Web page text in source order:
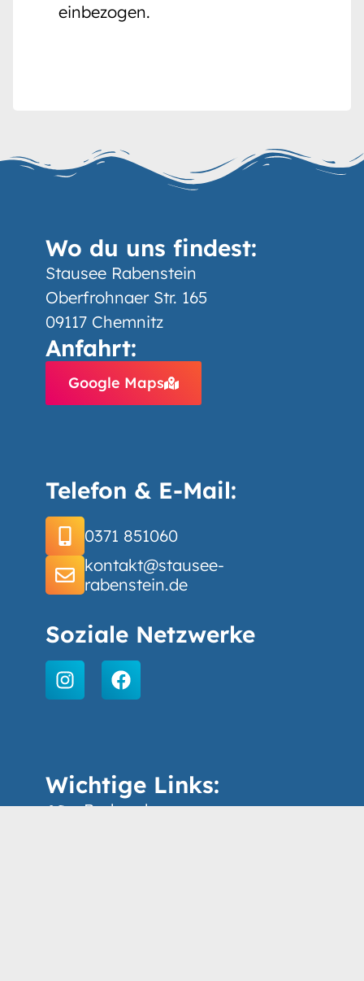
einbezogen.
Telefon & E-Mail:
0371 851060
kontakt@stausee-
rabenstein.de
Soziale Netzwerke
Wo du uns findest:
Stausee Rabenstein
Oberfrohnaer Str. 165
09117 Chemnitz
Anfahrt:
Google Maps
Wichtige Links:
Badeordnung